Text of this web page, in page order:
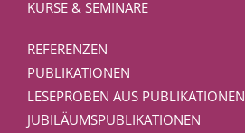
KURSE & SEMINARE
REFERENZEN
PUBLIKATIONEN
LESEPROBEN AUS PUBLIKATIONEN
JUBILÄUMSPUBLIKATIONEN